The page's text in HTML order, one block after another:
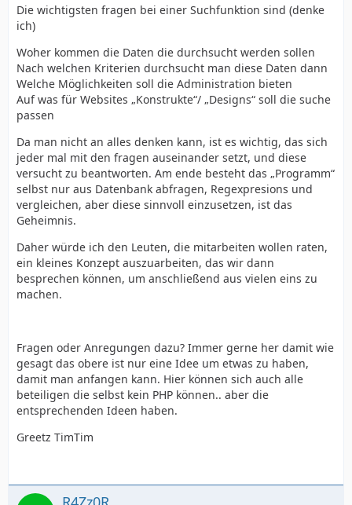
Die wichtigsten fragen bei einer Suchfunktion sind (denke
ich)
Woher kommen die Daten die durchsucht werden sollen
Nach welchen Kriterien durchsucht man diese Daten dann
Welche Möglichkeiten soll die Administration bieten
Auf was für Websites „Konstrukte“/ „Designs“ soll die suche
passen
Da man nicht an alles denken kann, ist es wichtig, das sich
jeder mal mit den fragen auseinander setzt, und diese
versucht zu beantworten. Am ende besteht das „Programm“
selbst nur aus Datenbank abfragen, Regexpresions und
vergleichen, aber diese sinnvoll einzusetzen, ist das
Geheimnis.
Daher würde ich den Leuten, die mitarbeiten wollen raten,
ein kleines Konzept auszuarbeiten, das wir dann
besprechen können, um anschließend aus vielen eins zu
machen.
Fragen oder Anregungen dazu? Immer gerne her damit wie
gesagt das obere ist nur eine Idee um etwas zu haben,
damit man anfangen kann. Hier können sich auch alle
beteiligen die selbst kein PHP können.. aber die
entsprechenden Ideen haben.
Greetz TimTim